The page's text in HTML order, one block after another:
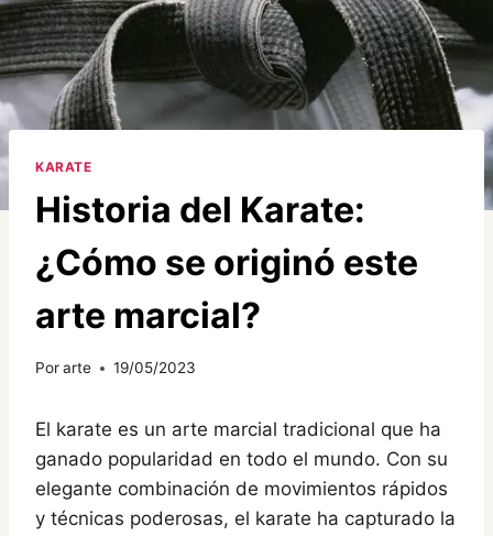
KARATE
Historia del Karate:
¿Cómo se originó este
arte marcial?
Porarte 19/05/2023
El karate es un arte marcial tradicional que ha
ganado popularidad en todo el mundo. Con su
elegante combinación de movimientos rápidos
y técnicas poderosas, el karate ha capturado la